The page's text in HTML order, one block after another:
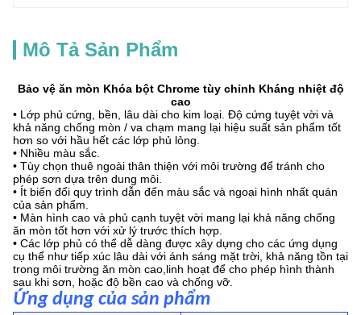
Mô Tả Sản Phẩm
Bảo vệ ăn mòn Khóa bột Chrome tùy chỉnh Kháng nhiệt độ
cao
• Lớp phủ cứng, bền, lâu dài cho kim loại. Độ cứng tuyệt vời và
khả năng chống mòn / va chạm mang lại hiệu suất sản phẩm tốt
hơn so với hầu hết các lớp phủ lỏng.
• Nhiều màu sắc.
• Tùy chọn thuê ngoài thân thiện với môi trường để tránh cho
phép sơn dựa trên dung môi.
• Ít biến đổi quy trình dẫn đến màu sắc và ngoại hình nhất quán
của sản phẩm.
• Màn hình cao và phủ cạnh tuyệt vời mang lại khả năng chống
ăn mòn tốt hơn với xử lý trước thích hợp.
• Các lớp phủ có thể dễ dàng được xây dựng cho các ứng dụng
cụ thể như tiếp xúc lâu dài với ánh sáng mặt trời, khả năng tồn tại
trong môi trường ăn mòn cao,linh hoạt để cho phép hình thành
sau khi sơn, hoặc độ bền cao và chống vỡ.
Ứng dụng của sản phẩm